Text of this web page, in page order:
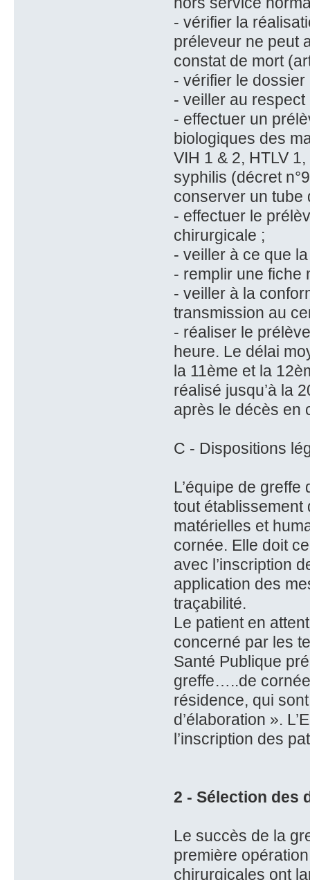
- vérifier la
préleveur ne peut
constat de mort
- vérifier le
- veiller au
- effectuer un
biologiques des
VIH 1 & 2, HTLV
syphilis (décret
conserver un tube
- effectuer le
chirurgicale ;
- veiller à ce que
- remplir une fiche
- veiller à la
transmission au
- réaliser le
heure. Le délai
la 11ème et la
réalisé jusqu’à la
après le décès en
C - Dispositions
L’équipe de
tout établissement
matérielles et
cornée. Elle doit
avec l’inscription
application des
traçabilité.
Le patient en
concerné par les
Santé Publique
greffe…..de
résidence, qui
d’élaboration ».
l’inscription des
2 - Sélection des
Le succès de la
première
chirurgicales ont